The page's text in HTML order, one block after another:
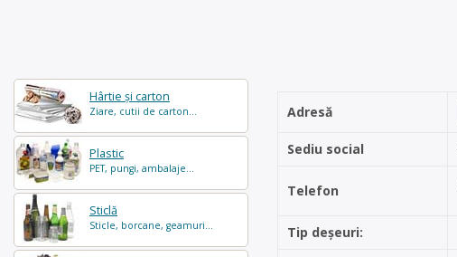
Hârtie și carton
Ziare, cutii de carton...
Plastic
PET, pungi, ambalaje...
Sticlă
Sticle, borcane, geamuri...
Adresă
Sediu social
Telefon
Tip deșeuri: